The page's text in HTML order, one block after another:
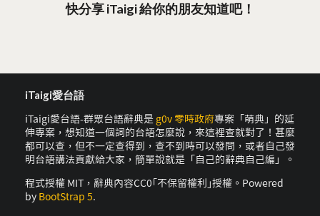
快分享 iTaigi 給你的朋友知道吧！
iTaigi愛台語
iTaigi愛台語-群眾台語辭典是 g0v 零時政府專案「萌典」的延
伸專案，想知道一個詞的台語怎麼說，來這裡查就對了！甚麼
都可以查，但不一定查得到，查不到時可以發問，或者自己發
明台語講法貢獻給大家，簡單說就是「自己的辭典自己編」。
程式授權 MIT，辭典內容CC0｢不保留權利｣授權。Powered
by BootStrap 5.